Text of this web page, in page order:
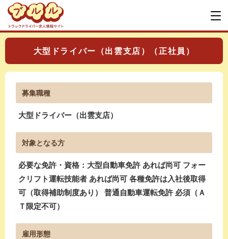
大型ドライバー（出雲支店）（正社員）
募集職種
大型ドライバー（出雲支店）
対象となる方
必要な免許・資格：大型自動車免許 あれば尚可 フォー
クリフト運転技能者 あれば尚可 各種免許は入社後取得
可（取得補助制度あり） 普通自動車運転免許 必須（Ａ
Ｔ限定不可）
雇用形態